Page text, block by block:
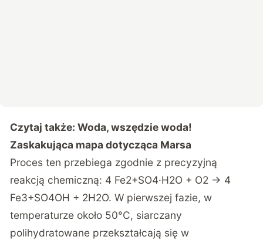
Czytaj także:Woda, wszędzie woda!
Zaskakująca mapa dotycząca Marsa
Proces ten przebiega zgodnie z precyzyjną
reakcją chemiczną: 4 Fe2+SO4·H2O + O2 → 4
Fe3+SO4OH + 2H2O. W pierwszej fazie, w
temperaturze około 50°C, siarczany
polihydratowane przekształcają się w